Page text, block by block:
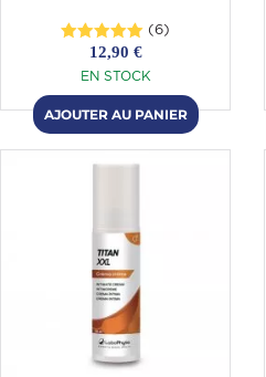
(6)
12,90 €
EN STOCK